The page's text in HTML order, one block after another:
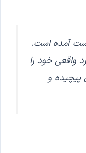
آمده است.
واقعی خود را
پیچیده و